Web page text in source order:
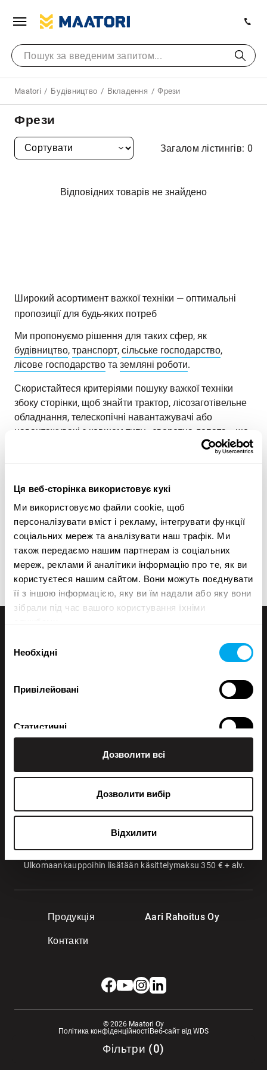
Ця веб-сторінка використовує кукі
Ми використовуємо файли cookie, щоб
персоналізувати вміст і рекламу, інтегрувати функції
соціальних мереж та аналізувати наш трафік. Ми
також передаємо нашим партнерам із соціальних
мереж, реклами й аналітики інформацію про те, як ви
користуєтеся нашим сайтом. Вони можуть поєднувати
її з іншою інформацією, яку ви їм надали або яку вони
зібрали під час вашого користування їхніми
згоди
Необхідні
Привілейовані
Статистичні
Показати подробиці
Дозволити всі
Дозволити вибір
Відхилити
Maatori Будівництво Вкладення Фрези
Фільтри (0)
Фрези
Загалом лістингів: 0
Відповідних товарів не знайдено
Широкий асортимент важкої техніки — оптимальні
пропозиції для будь-яких потреб
Ми пропонуємо рішення для таких сфер, як
будівництво, транспорт, сільське господарство,
лісове господарство та земляні роботи.
Скористайтеся критеріями пошуку важкої техніки
збоку сторінки, щоб знайти трактор, лісозаготівельне
обладнання, телескопічні навантажувачі або
навантажувачі з ковшем типу «зворотна лопата», що
відповідають вашим потребам. Шукайте важку
лістингу або загальною вагою.
Ознайомтеся з асортиментом важкої техніки Maatori
та знайдіть ідеальний продукт для своїх потреб!
Якщо вам не вдається знайти те, що потрібно, ви
завжди можете зв’язатися з нашим відділом
продажів.
Продукція Aari Rahoitus Oy
Контакти
sales@maatori.fi
Maatori Oy
Офіс
KANGASALA
VANTAA
Ulkomaankauppoihin lisätään käsittelymaksu 350 € + alv.
© 2026 Maatori Oy
Політика конфіденційностіВеб-сайт від WDS